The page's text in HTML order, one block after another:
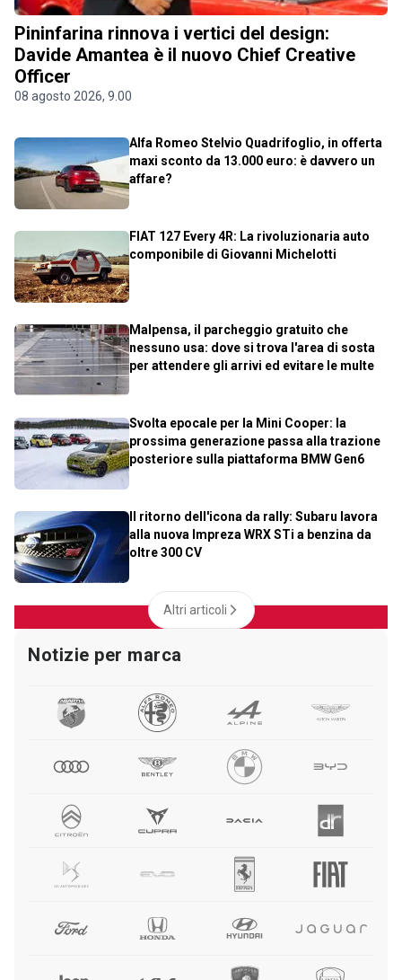
Pininfarina rinnova i vertici del design:
Davide Amantea è il nuovo Chief Creative
Officer
08 agosto 2026, 9.00
Alfa Romeo Stelvio Quadrifoglio, in offerta
maxi sconto da 13.000 euro: è davvero un
affare?
FIAT 127 Every 4R: La rivoluzionaria auto
componibile di Giovanni Michelotti
Malpensa, il parcheggio gratuito che
nessuno usa: dove si trova l'area di sosta
per attendere gli arrivi ed evitare le multe
Svolta epocale per la Mini Cooper: la
prossima generazione passa alla trazione
posteriore sulla piattaforma BMW Gen6
Il ritorno dell'icona da rally: Subaru lavora
alla nuova Impreza WRX STi a benzina da
oltre 300 CV
Altri articoli
Notizie per marca